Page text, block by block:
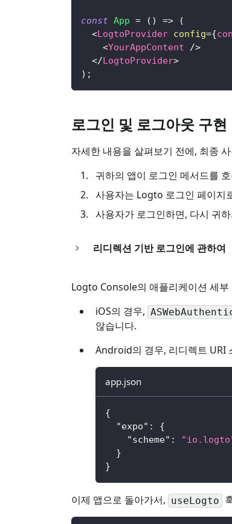
const App = ( ) =>
(
<LogtoProvider config={
<YourAppContent
/>
</LogtoProvider>
) ;
로그인 및 로그아웃 구현
자세한 내용을 살펴보기 전에, 최종
귀하의 앱이 로그인 메서드를
사용자는 Logto 로그인 페이지
사용자가 로그인하면, 다시 귀
리디렉션 기반 로그인에 관하여
Logto Console의 애플리케이션 세
iOS의 경우,
않습니다.
Android의 경우, 리디렉트 URI
app.json
{
"expo" :
{
"scheme" :
}
}
이제 앱으로 돌아가서, useLogto